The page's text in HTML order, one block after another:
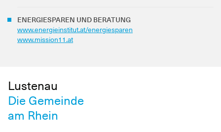
ENERGIESPAREN UND BERATUNG
www.energieinstitut.at/energiesparen
www.mission11.at
Lustenau
Die Gemeinde
am Rhein